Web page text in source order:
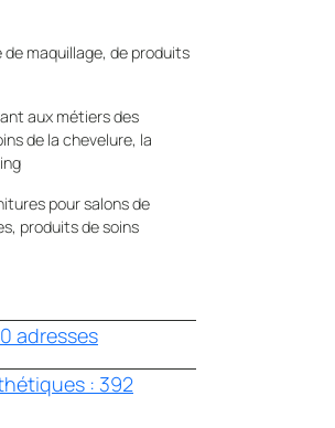
maquillage, de produits
aux métiers des
de la chevelure, la
pour salons de
produits de soins
adresses
: 392